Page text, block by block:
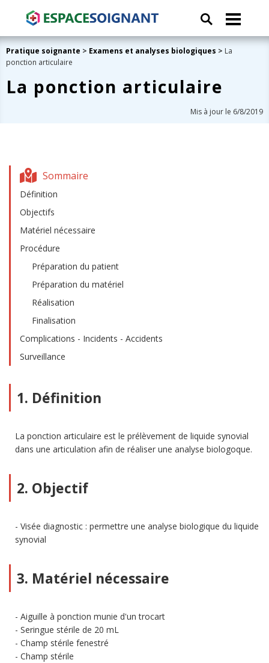
Pratique soignante > Examens et analyses biologiques > La
ponction articulaire
La ponction articulaire
Mis à jour le 6/8/2019
Sommaire
Définition
Objectifs
Matériel nécessaire
Procédure
Préparation du patient
Préparation du matériel
Réalisation
Finalisation
Complications - Incidents - Accidents
Surveillance
1. Définition
La ponction articulaire est le prélèvement de liquide synovial
dans une articulation afin de réaliser une analyse biologoque.
2. Objectif
Visée diagnostic : permettre une analyse biologique du liquide
synovial
3. Matériel nécessaire
Aiguille à ponction munie d'un trocart
Seringue stérile de 20 mL
Champ stérile fenestré
Champ stérile